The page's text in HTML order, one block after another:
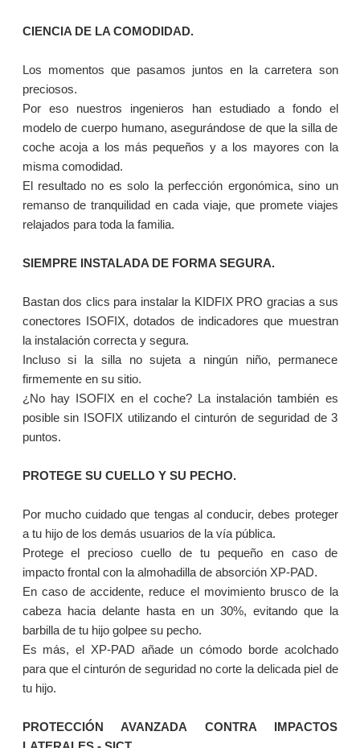
CIENCIA DE LA COMODIDAD.
Los momentos que pasamos juntos en la carretera son
preciosos.
Por eso nuestros ingenieros han estudiado a fondo el
modelo de cuerpo humano, asegurándose de que la silla de
coche acoja a los más pequeños y a los mayores con la
misma comodidad.
El resultado no es solo la perfección ergonómica, sino un
remanso de tranquilidad en cada viaje, que promete viajes
relajados para toda la familia.
SIEMPRE INSTALADA DE FORMA SEGURA.
Bastan dos clics para instalar la KIDFIX PRO gracias a sus
conectores ISOFIX, dotados de indicadores que muestran
la instalación correcta y segura.
Incluso si la silla no sujeta a ningún niño, permanece
firmemente en su sitio.
¿No hay ISOFIX en el coche? La instalación también es
posible sin ISOFIX utilizando el cinturón de seguridad de 3
puntos.
PROTEGE SU CUELLO Y SU PECHO.
Por mucho cuidado que tengas al conducir, debes proteger
a tu hijo de los demás usuarios de la vía pública.
Protege el precioso cuello de tu pequeño en caso de
impacto frontal con la almohadilla de absorción XP-PAD.
En caso de accidente, reduce el movimiento brusco de la
cabeza hacia delante hasta en un 30%, evitando que la
barbilla de tu hijo golpee su pecho.
Es más, el XP-PAD añade un cómodo borde acolchado
para que el cinturón de seguridad no corte la delicada piel de
tu hijo.
PROTECCIÓN AVANZADA CONTRA IMPACTOS